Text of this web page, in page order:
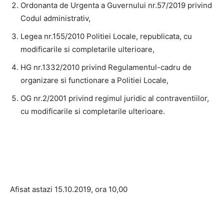
Ordonanta de Urgenta a Guvernului nr.57/2019 privind
Codul administrativ,
Legea nr.155/2010 Politiei Locale, republicata, cu
modificarile si completarile ulterioare,
HG nr.1332/2010 privind Regulamentul-cadru de
organizare si functionare a Politiei Locale,
OG nr.2/2001 privind regimul juridic al contraventiilor,
cu modificarile si completarile ulterioare.
Afisat astazi 15.10.2019, ora 10,00